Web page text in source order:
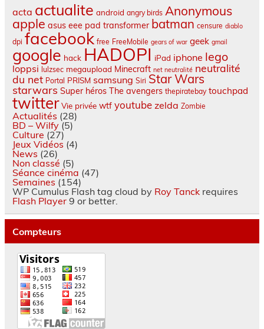
acta actualite android angry birds Anonymous
apple asus eee pad transformer batman censure diablo
dpi facebook free FreeMobile gears of war geek gmail
google hack HADOPI iPad iphone lego
loppsi lulzsec megaupload Minecraft net neutralité neutralité
du net Portal PRISM samsung Siri Star Wars
starwars Super héros The avengers thepiratebay touchpad
twitter Vie privée wtf youtube zelda Zombie
Actualités (28)
BD – Wilfy(5)
Culture (27)
Jeux Vidéos (4)
News (26)
Non classé (5)
Séance cinéma (47)
Semaines (154)
WP Cumulus Flash tag cloud by Roy Tanckrequires
Flash Player9 or better.
Compteurs